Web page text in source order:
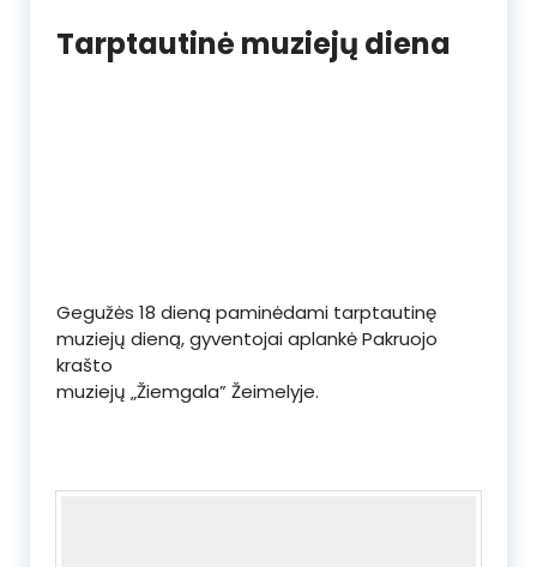
Tarptautinė muziejų diena
Gegužės 18 dieną paminėdami tarptautinę
muziejų dieną, gyventojai aplankė Pakruojo
krašto
muziejų „Žiemgala” Žeimelyje.